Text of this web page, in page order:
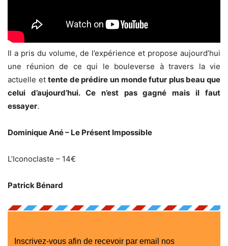
Il a pris du volume, de l’expérience et propose aujourd’hui
une réunion de ce qui le bouleverse à travers la vie
actuelle ettente de prédire un monde futur plus beau que
celui d’aujourd’hui. Ce n’est pas gagné mais il faut
essayer.
Dominique Ané – Le Présent Impossible
L’Iconoclaste – 14€
Patrick Bénard
Inscrivez-vous afin de recevoir par email nos